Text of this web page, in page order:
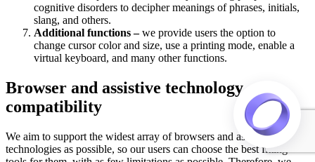
cognitive disorders to decipher meanings of phrases, initials,
slang, and others.
Additional functions –we provide users the option to
change cursor color and size, use a printing mode, enable a
virtual keyboard, and many other functions.
Browser and assistive technology
compatibility
We aim to support the widest array of browsers and assistive
technologies as possible, so our users can choose the best fitting